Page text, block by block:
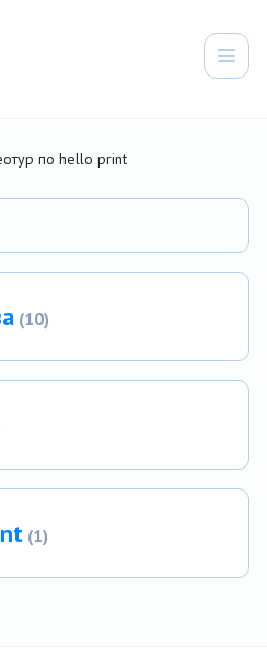
по hello print
(10)
(1)